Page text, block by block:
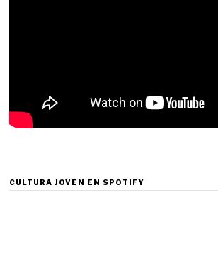
CULTURA JOVEN EN SPOTIFY